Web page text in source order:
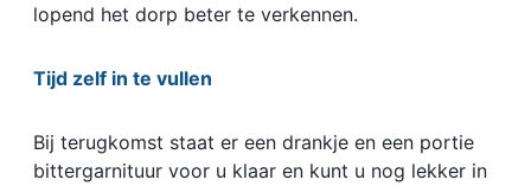
lopend het dorp beter te verkennen.
Tijd zelf in te vullen
Bij terugkomst staat er een drankje en een portie
bittergarnituur voor u klaar en kunt u nog lekker in